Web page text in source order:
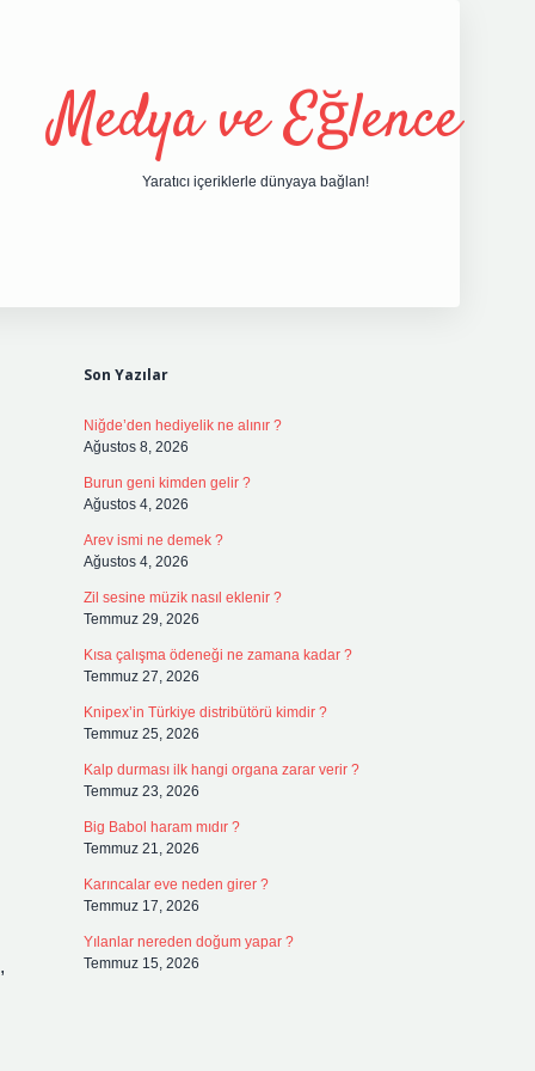
Medya ve Eğlence
Yaratıcı içeriklerle dünyaya bağlan!
Son Yazılar
Niğde’den hediyelik ne alınır ?
Ağustos 8, 2026
Burun geni kimden gelir ?
Ağustos 4, 2026
Arev ismi ne demek ?
Ağustos 4, 2026
Zil sesine müzik nasıl eklenir ?
Temmuz 29, 2026
Kısa çalışma ödeneği ne zamana kadar ?
Temmuz 27, 2026
Knipex’in Türkiye distribütörü kimdir ?
Temmuz 25, 2026
Kalp durması ilk hangi organa zarar verir ?
Temmuz 23, 2026
Big Babol haram mıdır ?
Temmuz 21, 2026
Karıncalar eve neden girer ?
Temmuz 17, 2026
Yılanlar nereden doğum yapar ?
Temmuz 15, 2026